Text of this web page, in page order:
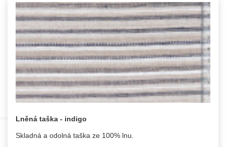
Lněná taška - indigo
Skladná a odolná taška ze 100% lnu.